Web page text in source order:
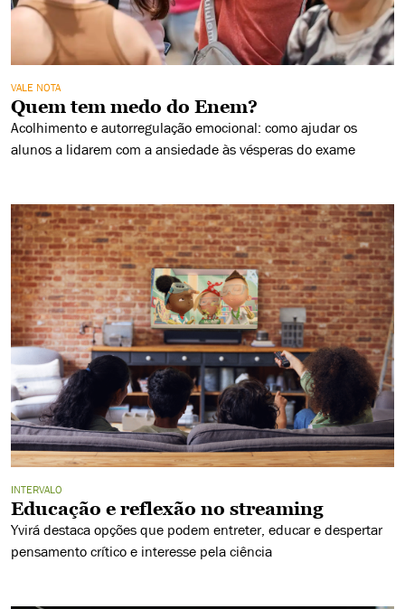
VALE NOTA
Quem tem medo do Enem?
Acolhimento e autorregulação emocional: como ajudar os
alunos a lidarem com a ansiedade às vésperas do exame
INTERVALO
Educação e reflexão no streaming
Yvirá destaca opções que podem entreter, educar e despertar
pensamento crítico e interesse pela ciência